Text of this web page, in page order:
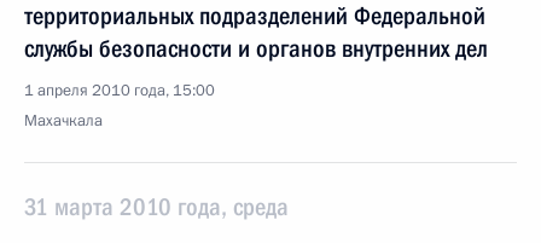
территориальных подразделений Федеральной
службы безопасности и органов внутренних дел
1 апреля 2010 года, 15:00
Махачкала
31 марта 2010 года, среда